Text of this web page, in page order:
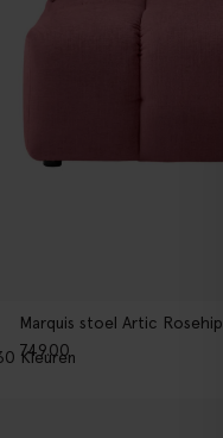
Marquis stoel Artic Rosehip
749.00
Kleuren